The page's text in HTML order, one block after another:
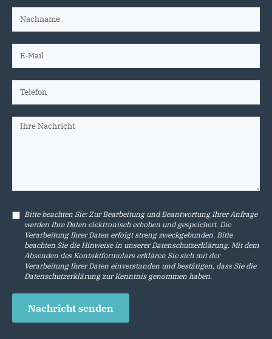
Bitte beachten Sie: Zur Bearbeitung und Beantwortung Ihrer Anfrage
werden Ihre Daten elektronisch erhoben und gespeichert. Die
Verarbeitung Ihrer Daten erfolgt streng zweckgebunden. Bitte
beachten Sie die Hinweise in unserer Datenschutzerklärung. Mit dem
Absenden des Kontaktformulars erklären Sie sich mit der
Verarbeitung Ihrer Daten einverstanden und bestätigen, dass Sie die
Datenschutzerklärungzur Kenntnis genommen haben.
Nachricht senden